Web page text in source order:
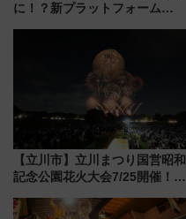
に！？新プラットフォーム
どに【JR東日本】
【立川市】立川まつり国営昭和
記念公園花火大会7/25開催！
混雑に要注意、その理由は